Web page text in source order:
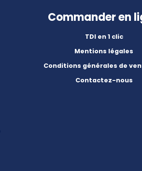
Commander en
TDI en 1 clic
Mentions légales
Conditions générales de
Contactez-nous